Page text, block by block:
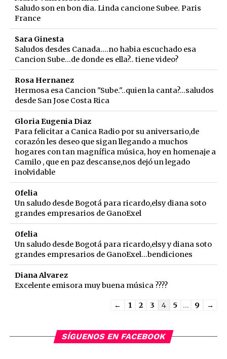
Saludo son en bon dia. Linda cancione Subee. Paris
France
Sara Ginesta
Saludos desdes Canada....no habia escuchado esa
Cancion Sube...de donde es ella?.. tiene video?
Rosa Hernanez
Hermosa esa Cancion "Sube."..quien la canta?...saludos
desde San Jose Costa Rica
Gloria Eugenia Diaz
Para felicitar a Canica Radio por su aniversario,de
corazón les deseo que sigan llegando a muchos
hogares con tan magnífica música, hoy en homenaje a
Camilo , que en paz descanse,nos dejó un legado
inolvidable
Ofelia
Un saludo desde Bogotá para ricardo,elsy diana soto
grandes empresarios de GanoExel
Ofelia
Un saludo desde Bogotá para ricardo,elsy y diana soto
grandes empresarios de GanoExel...bendiciones
Diana Alvarez
Excelente emisora muy buena música ????
Guestbook
← 1 2 3 4 5 ... 9 →
SÍGUENOS EN FACEBOOK